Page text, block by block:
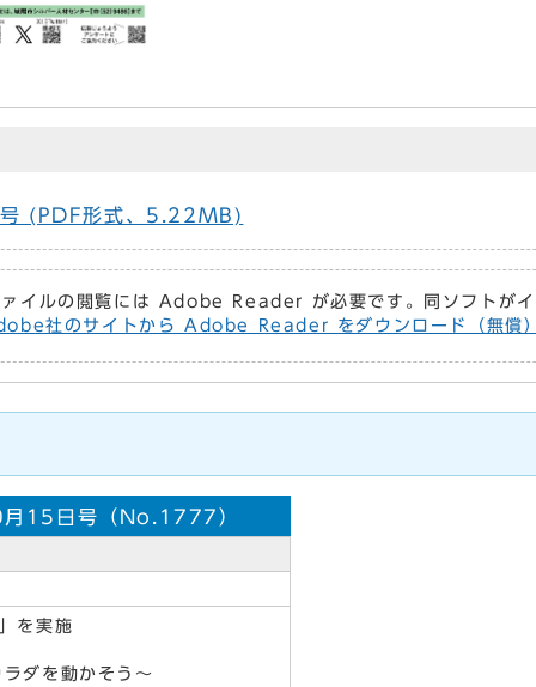
(PDF形式、5.22MB)
イルの閲覧には Adobe Reader が必要です。同ソフトがイ
社のサイトから Adobe Reader をダウンロード（無償
15日号（No.1777）
を実施
ダを動かそう～